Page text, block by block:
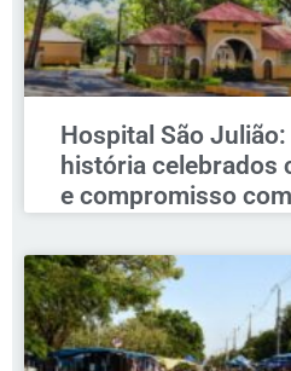
Hospital São
história celebrados
e compromisso